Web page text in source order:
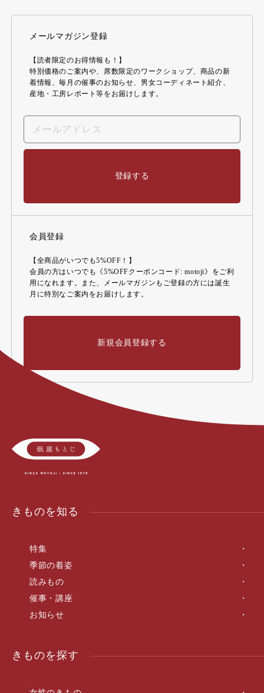
メールマガジン登録
【読者限定のお得情報も！】
特別価格のご案内や、席数限定のワークショップ、商品の新
着情報、毎月の催事のお知らせ、男女コーディネート紹介、
産地・工房レポート等をお届けします。
登録する
会員登録
【全商品がいつでも5%OFF！】
会員の方はいつでも《5%OFFクーポンコード: motoji》をご利
用になれます。また、メールマガジンもご登録の方には誕生
月に特別なご案内をお届けします。
新規会員登録する
きものを知る
特集
季節の着姿
読みもの
催事・講座
お知らせ
きものを探す